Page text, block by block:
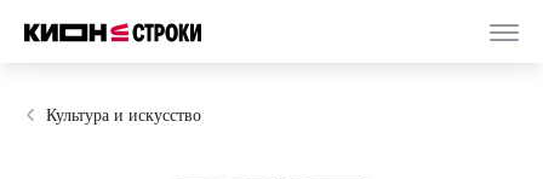
Культура и искусство